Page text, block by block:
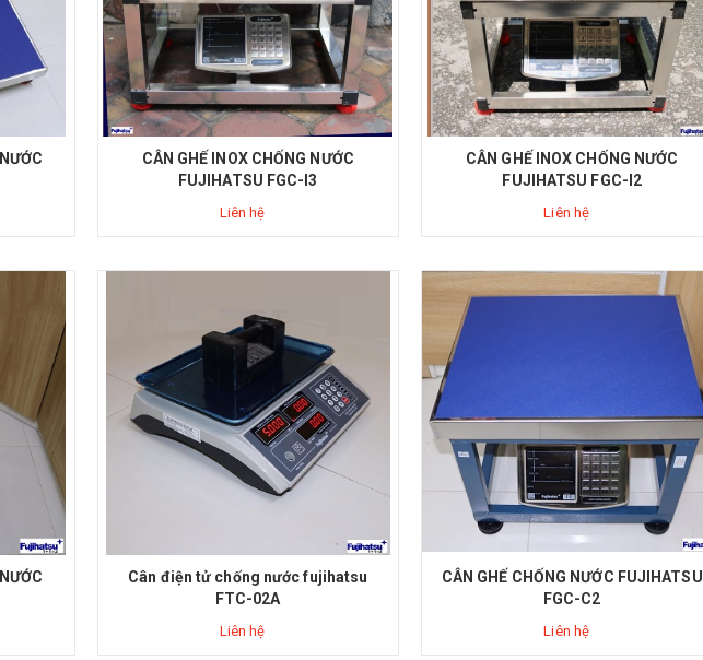
CÂN GHẾ INOX CHỐNG NƯỚC
FUJIHATSU FGC-I3
Liên hệ
CÂN GHẾ INOX CHỐNG NƯỚC
FUJIHATSU FGC-I2
Liên hệ
Cân điện tử chống nước fujihatsu
FTC-02A
Liên hệ
CÂN GHẾ CHỐNG NƯỚC FUJIHATSU
FGC-C2
Liên hệ